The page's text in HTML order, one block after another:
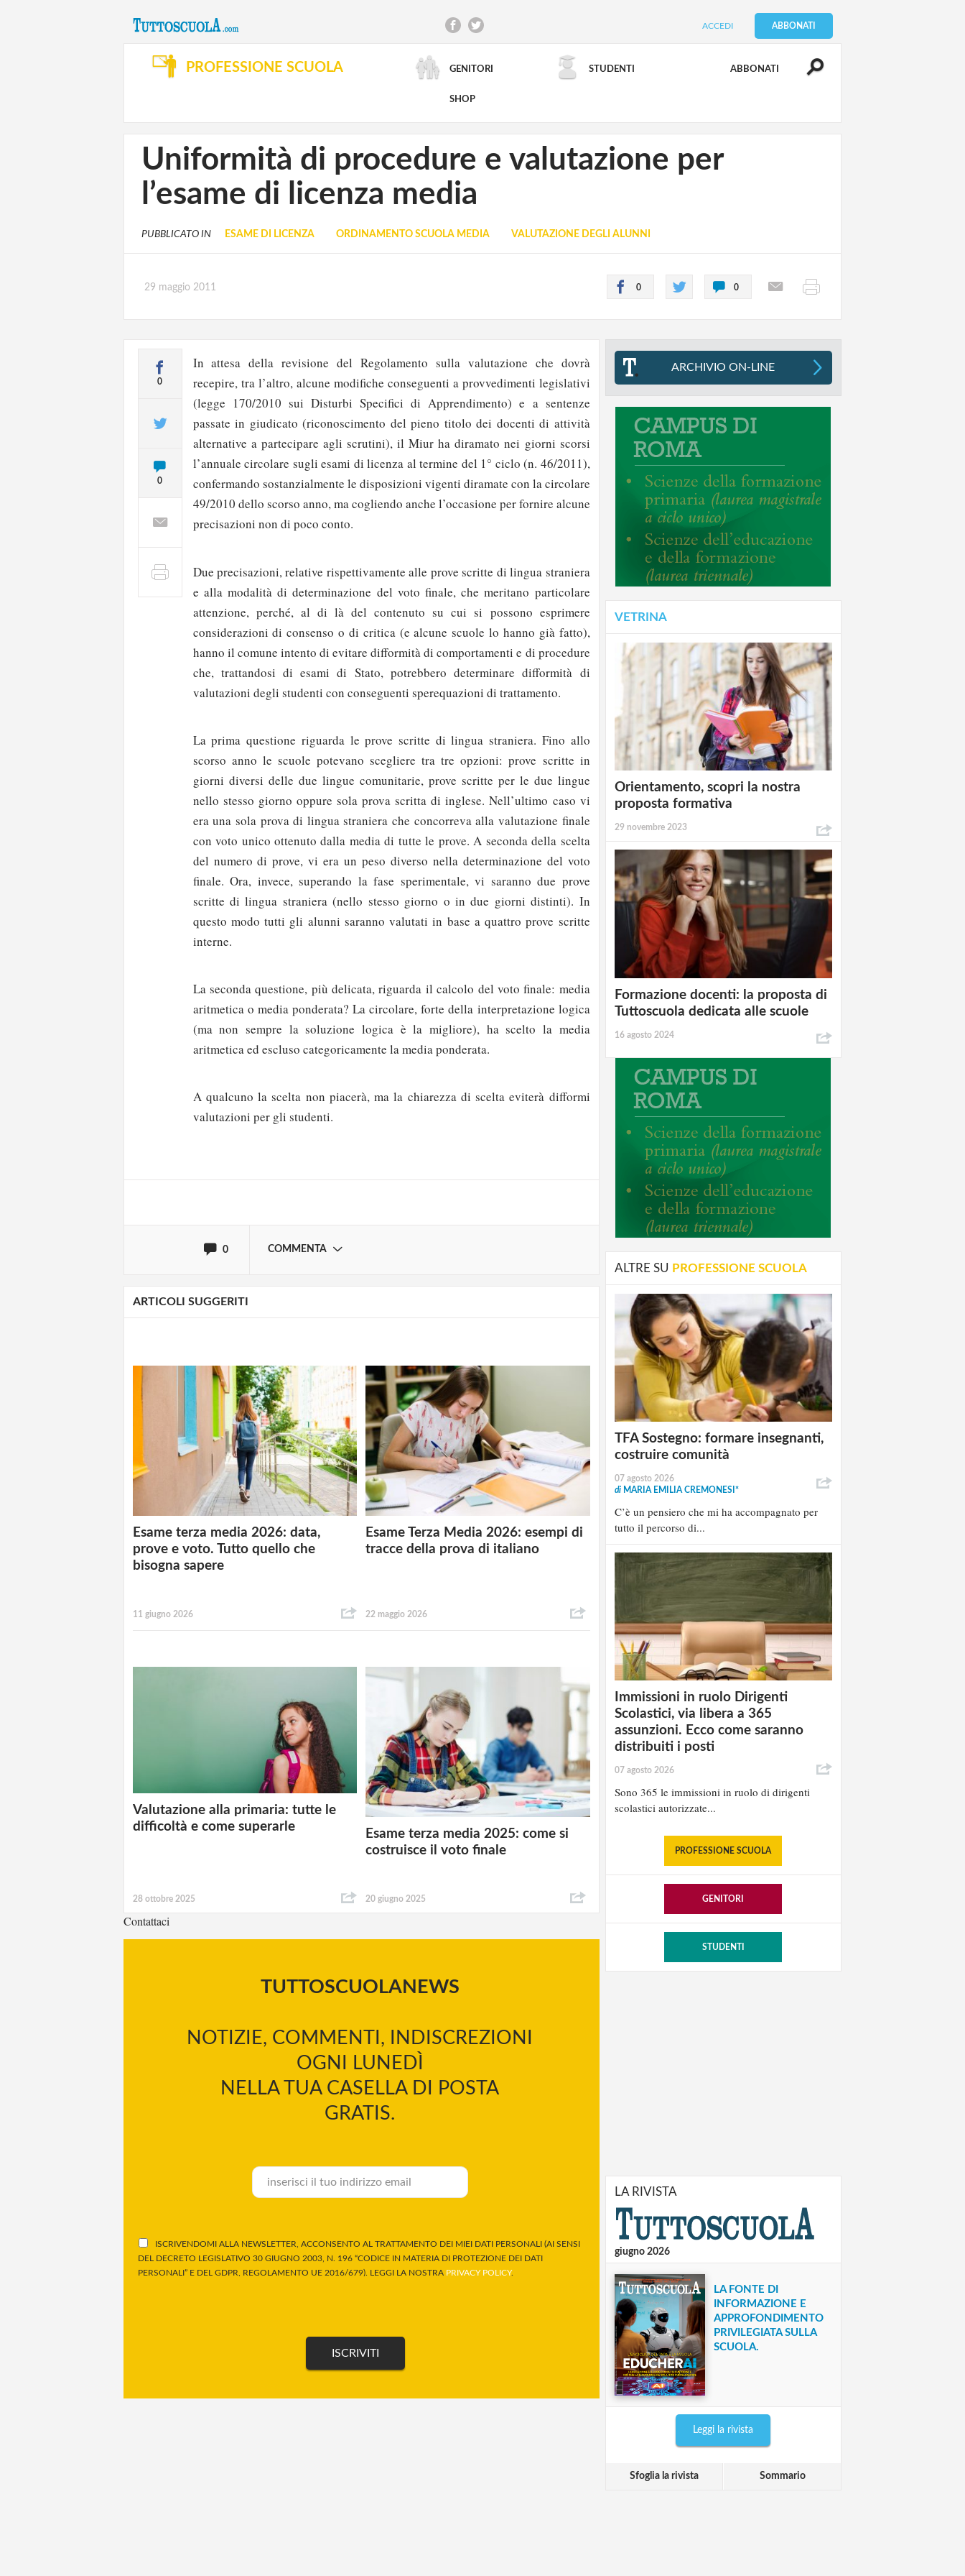
ACCEDI ABBONATI
PROFESSIONE SCUOLA GENITORI STUDENTI ABBONATI
SHOP
RICERCA AVANZATA
Uniformità di procedure e valutazione per
l’esame di licenza media
PUBBLICATO IN ESAME DI LICENZA ORDINAMENTO SCUOLA MEDIA VALUTAZIONE DEGLI ALUNNI
29 maggio 2011 0 0
0
0
In attesa della revisione del Regolamento sulla valutazione che dovrà
recepire, tra l’altro, alcune modifiche conseguenti a provvedimenti legislativi
(legge 170/2010 sui Disturbi Specifici di Apprendimento) e a sentenze
passate in giudicato (riconoscimento del pieno titolo dei docenti di attività
alternative a partecipare agli scrutini), il Miur ha diramato nei giorni scorsi
l’annuale circolare sugli esami di licenza al termine del 1° ciclo (n. 46/2011),
confermando sostanzialmente le disposizioni vigenti diramate con la circolare
49/2010 dello scorso anno, ma cogliendo anche l’occasione per fornire alcune
precisazioni non di poco conto.
Due precisazioni, relative rispettivamente alle prove scritte di lingua straniera
e alla modalità di determinazione del voto finale, che meritano particolare
attenzione, perché, al di là del contenuto su cui si possono esprimere
considerazioni di consenso o di critica (e alcune scuole lo hanno già fatto),
hanno il comune intento di evitare difformità di comportamenti e di procedure
che, trattandosi di esami di Stato, potrebbero determinare difformità di
valutazioni degli studenti con conseguenti sperequazioni di trattamento.
La prima questione riguarda le prove scritte di lingua straniera. Fino allo
scorso anno le scuole potevano scegliere tra tre opzioni: prove scritte in
giorni diversi delle due lingue comunitarie, prove scritte per le due lingue
nello stesso giorno oppure sola prova scritta di inglese. Nell’ultimo caso vi
era una sola prova di lingua straniera che concorreva alla valutazione finale
con voto unico ottenuto dalla media di tutte le prove. A seconda della scelta
del numero di prove, vi era un peso diverso nella determinazione del voto
finale. Ora, invece, superando la fase sperimentale, vi saranno due prove
scritte di lingua straniera (nello stesso giorno o in due giorni distinti). In
questo modo tutti gli alunni saranno valutati in base a quattro prove scritte
interne.
La seconda questione, più delicata, riguarda il calcolo del voto finale: media
aritmetica o media ponderata? La circolare, forte della interpretazione logica
(ma non sempre la soluzione logica è la migliore), ha scelto la media
aritmetica ed escluso categoricamente la media ponderata.
A qualcuno la scelta non piacerà, ma la chiarezza di scelta eviterà difformi
valutazioni per gli studenti.
0 COMMENTA
Solo gli utenti registrati possono commentare!
ARTICOLI SUGGERITI
Esame terza media 2026: data,
prove e voto. Tutto quello che
bisogna sapere
11 giugno 2026
Esame Terza Media 2026: esempi di
tracce della prova di italiano
22 maggio 2026
Valutazione alla primaria: tutte le
difficoltà e come superarle
28 ottobre 2025
Esame terza media 2025: come si
costruisce il voto finale
20 giugno 2025
Contattaci
TUTTOSCUOLANEWS
NOTIZIE, COMMENTI, INDISCREZIONI
OGNI LUNEDÌ
NELLA TUA CASELLA DI POSTA
GRATIS.
ISCRIVENDOMI ALLA NEWSLETTER, ACCONSENTO AL TRATTAMENTO DEI MIEI DATI PERSONALI (AI SENSI
DEL DECRETO LEGISLATIVO 30 GIUGNO 2003, N. 196 “CODICE IN MATERIA DI PROTEZIONE DEI DATI
PERSONALI” E DEL GDPR, REGOLAMENTO UE 2016/679). LEGGI LA NOSTRA PRIVACY POLICY.
ARCHIVIO ON-LINE
VETRINA
Orientamento, scopri la nostra
proposta formativa
29 novembre 2023
Formazione docenti: la proposta di
Tuttoscuola dedicata alle scuole
16 agosto 2024
ALTRE SU PROFESSIONE SCUOLA
TFA Sostegno: formare insegnanti,
costruire comunità
07 agosto 2026
di MARIA EMILIA CREMONESI*
C’è un pensiero che mi ha accompagnato per
tutto il percorso di...
Immissioni in ruolo Dirigenti
Scolastici, via libera a 365
assunzioni. Ecco come saranno
distribuiti i posti
07 agosto 2026
Sono 365 le immissioni in ruolo di dirigenti
scolastici autorizzate...
PROFESSIONE SCUOLA
GENITORI
STUDENTI
LA RIVISTA
giugno 2026
LA FONTE DI
INFORMAZIONE E
APPROFONDIMENTO
PRIVILEGIATA SULLA
SCUOLA.
Leggi la rivista
Sfoglia la rivista Sommario